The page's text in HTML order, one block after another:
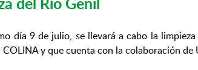
día 9 de julio, se llevará a cabo la
y que cuenta con la colaboración de